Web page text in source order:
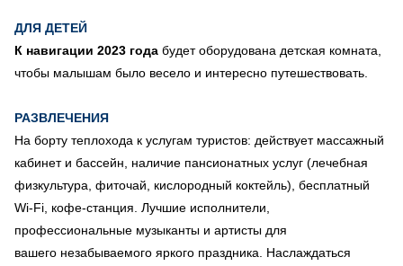
ДЛЯ ДЕТЕЙ
К навигации 2023 года будет оборудована детская комната,
чтобы малышам было весело и интересно путешествовать.
РАЗВЛЕЧЕНИЯ
На борту теплохода к услугам туристов: действует массажный
кабинет и бассейн, наличие пансионатных услуг (лечебная
физкультура, фиточай, кислородный коктейль), бесплатный
Wi-Fi, кофе-станция. Лучшие исполнители,
профессиональные музыканты и артисты для
вашего незабываемого яркого праздника. Наслаждаться